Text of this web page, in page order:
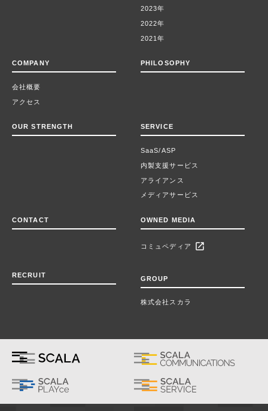
2023年
2022年
2021年
COMPANY
会社概要
アクセス
PHILOSOPHY
OUR STRENGTH SERVICE
SaaS/ASP
内製支援サービス
アライアンス
メディアサービス
CONTACT OWNED MEDIA
コミュペディア open_in_new
RECRUIT
GROUP
株式会社スカラ